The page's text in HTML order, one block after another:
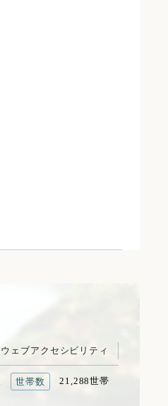
ウェブアクセシビリティ
世帯数 21,288世帯